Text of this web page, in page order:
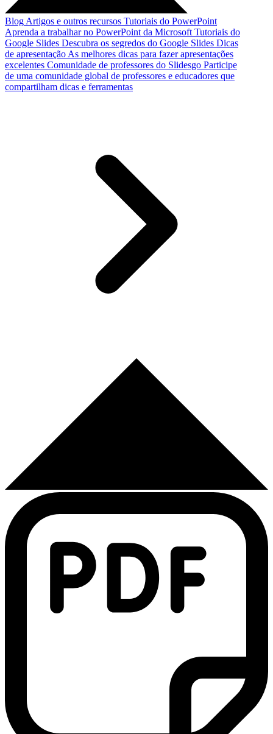
Blog Artigos e outros recursos Tutoriais do PowerPoint
Aprenda a trabalhar no PowerPoint da Microsoft Tutoriais do
Google Slides Descubra os segredos do Google Slides Dicas
de apresentação As melhores dicas para fazer apresentações
excelentes Comunidade de professores do Slidesgo Participe
de uma comunidade global de professores e educadores que
compartilham dicas e ferramentas